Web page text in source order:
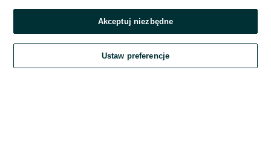
Zaloguj się
Kontynuując za pośrednictwem jednego z dostawców wskazanych powyżej,
Regulamin serwisu OLX.pl w jego aktualnym brzmieniu.
Akceptuj niezbędne
Ustaw preferencje